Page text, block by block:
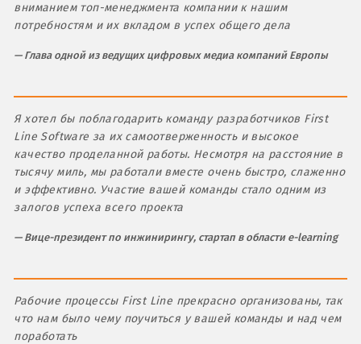
вниманием топ-менеджмента компании к нашим
потребностям и их вкладом в успех общего дела
Глава одной из ведущих цифровых медиа компаний Европы
Я хотел бы поблагодарить команду разработчиков First
Line Software за их самоотверженность и высокое
качество проделанной работы. Несмотря на расстояние в
тысячу миль, мы работали вместе очень быстро, слаженно
и эффективно. Участие вашей команды стало одним из
залогов успеха всего проекта
Вице-президент по инжинирингу, стартап в области e-learning
Рабочие процессы First Line прекрасно организованы, так
что нам было чему поучиться у вашей команды и над чем
поработать